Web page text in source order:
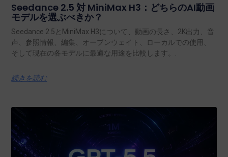
Seedance 2.5 対 MiniMax H3：どちらのAI動画
モデルを選ぶべきか？
Seedance 2.5とMiniMax H3について、動画の長さ、2K出力、音
声、参照情報、編集、オープンウェイト、ローカルでの使用、
そして現在の各モデルに最適な用途を比較します。.
続きを読む